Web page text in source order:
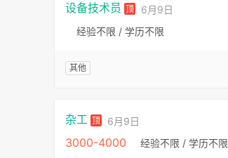
设备技术员 顶
6月9日
经验不限 / 学历不限
其他
杂工 顶 6月9日
3000-4000 经验不限 / 学历不限